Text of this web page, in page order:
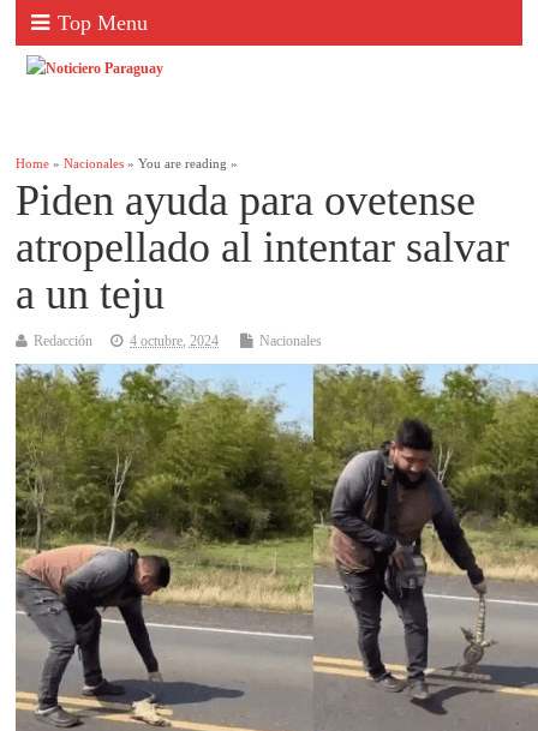
Top Menu
Home »Nacionales » You are reading »
Piden ayuda para ovetense
atropellado al intentar salvar
a un teju
Redacción 4 octubre, 2024 Nacionales